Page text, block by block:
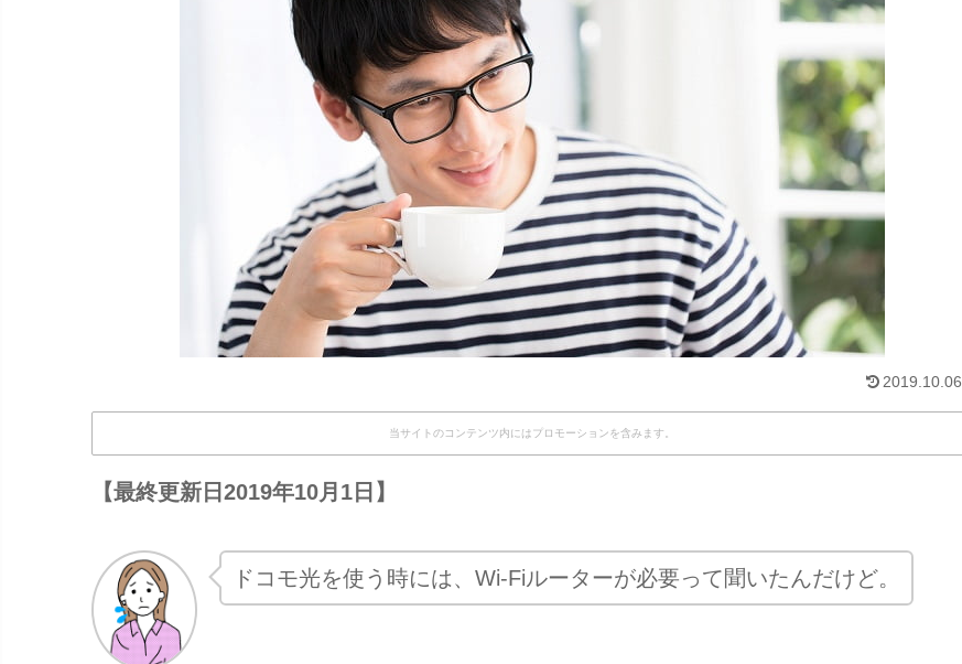
2019.10.06
当サイトのコンテンツ内にはプロモーションを含みます。
【最終更新日2019年10月1日】
ドコモ光を使う時には、Wi-Fiルーターが必要って聞いたんだけど。